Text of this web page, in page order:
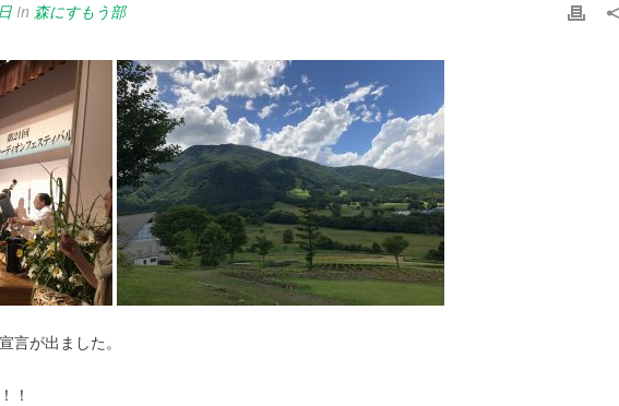
In 森にすもう部
言が出ました。
！